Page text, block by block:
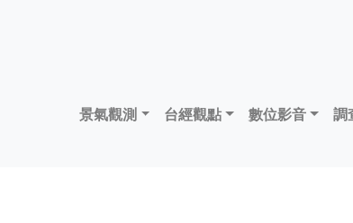
景氣觀測 台經觀點 數位影音 調